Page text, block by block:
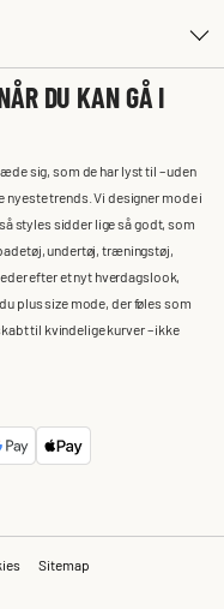
DU KAN GÅ I
sig, som de har lyst til – uden
trends. Vi designer mode i
styles sidder lige så godt, som
undertøj, træningstøj,
efter et nyt hverdagslook,
plus size mode, der føles som
til kvindelige kurver – ikke
Sitemap